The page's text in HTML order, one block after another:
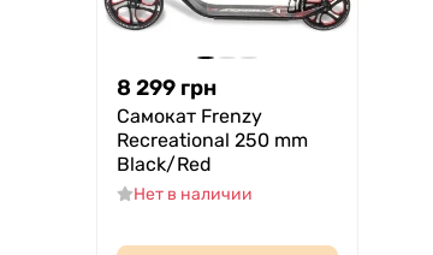
8 299 грн
Самокат Frenzy
Recreational 250 mm
Black/Red
Нет в наличии